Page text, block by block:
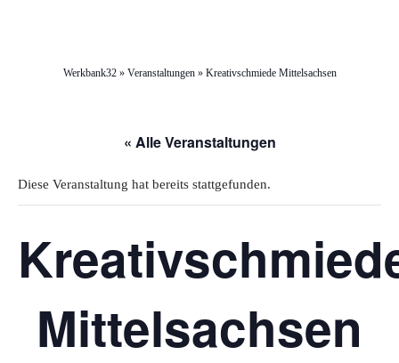
Werkbank32» Veranstaltungen» Kreativschmiede Mittelsachsen
« Alle Veranstaltungen
Diese Veranstaltung hat bereits stattgefunden.
Mittelsachsen